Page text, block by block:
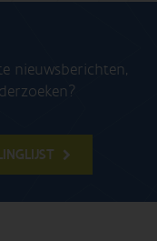
nieuwsberichten,